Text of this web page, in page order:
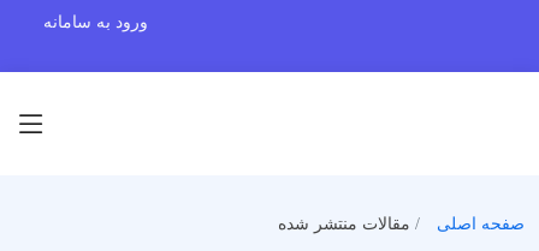
ورود به سامانه
صفحه اصلی مقالات منتشر شده